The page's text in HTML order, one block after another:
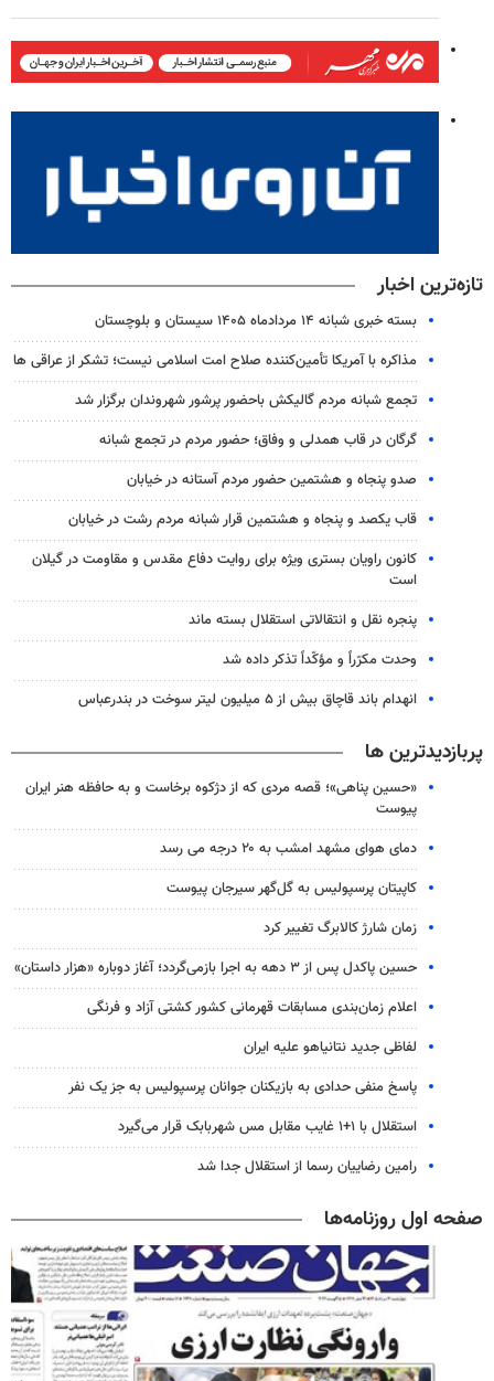
تازه‌ترین اخبار
بسته خبری شبانه ۱۴ مردادماه ۱۴۰۵ سیستان و بلوچستان
مذاکره با آمریکا تأمین‌کننده صلاح امت اسلامی نیست؛ تشکر از عراقی ها
تجمع شبانه مردم گالیکش باحضور پرشور شهروندان برگزار شد
گرگان در قاب همدلی و وفاق؛ حضور مردم در تجمع شبانه
صدو پنجاه و هشتمین حضور مردم آستانه در خیابان
قاب یکصد و پنجاه و هشتمین قرار شبانه مردم رشت در خیابان
کانون راویان بستری ویژه برای روایت دفاع مقدس و مقاومت در گیلان
است
پنجره‌ نقل و انتقالاتی استقلال بسته ماند
وحدت مکرّراً و مؤکّداً تذکر داده شد
انهدام باند قاچاق بیش از ۵ میلیون لیتر سوخت در بندرعباس
پربازدیدترین ها
«حسین پناهی»؛ قصه مردی که از دژکوه برخاست و به حافظه هنر ایران
پیوست
دمای هوای مشهد امشب به ۲۰ درجه می رسد
کاپیتان پرسپولیس به گل‌گهر سیرجان پیوست
زمان شارژ کالابرگ تغییر کرد
حسین پاکدل پس از ۳ دهه به اجرا بازمی‌گردد؛ آغاز دوباره «هزار داستان»
اعلام زمان‌بندی مسابقات قهرمانی کشور کشتی آزاد و فرنگی
لفاظی جدید نتانیاهو علیه ایران
پاسخ منفی حدادی به بازیکنان جوانان پرسپولیس به جز یک نفر
استقلال با ۱+۱ غایب مقابل مس شهربابک قرار می‌گیرد
رامین رضاییان رسما از استقلال جدا شد
صفحه اول روزنامه‌ها